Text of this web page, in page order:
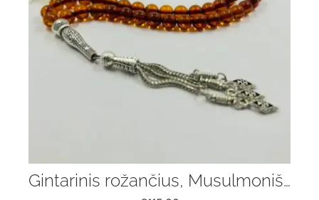
Gintarinis rožančius, Musulmoniškas rožinis 66 vnt, tasbih